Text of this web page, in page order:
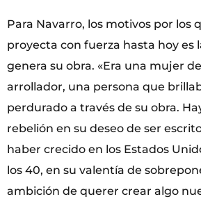
Para Navarro, los motivos por los
proyecta con fuerza hasta hoy es
genera su obra. «Era una mujer
arrollador, una persona que
perdurado a través de su obra.
rebelión en su deseo de ser
haber crecido en los Estados
los 40, en su valentía de
ambición de querer crear algo